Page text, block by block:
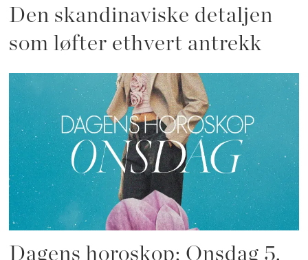
Den skandinaviske detaljen
som løfter ethvert antrekk
Dagens horoskop: Onsdag 5.